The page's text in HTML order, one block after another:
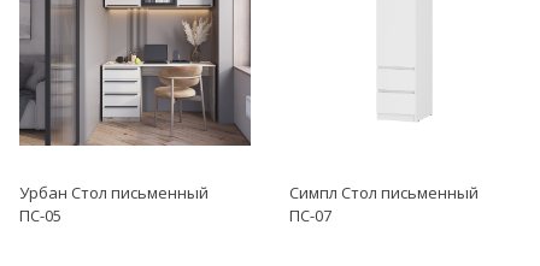
Урбан Стол письменный
ПС-05
Симпл Стол письменный
ПС-07